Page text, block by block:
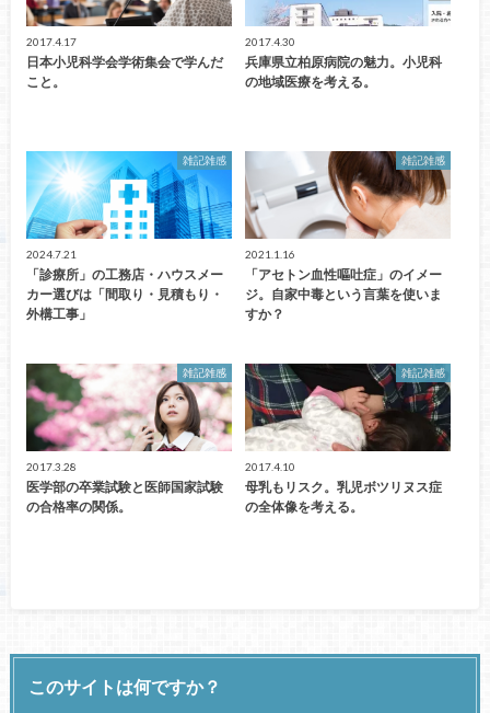
2017.4.17
日本小児科学会学術集会で学んだ
こと。
2017.4.30
兵庫県立柏原病院の魅力。小児科
の地域医療を考える。
雑記雑感
2024.7.21
「診療所」の工務店・ハウスメー
カー選びは「間取り・見積もり・
外構工事」
雑記雑感
2021.1.16
「アセトン血性嘔吐症」のイメー
ジ。自家中毒という言葉を使いま
すか？
雑記雑感
2017.3.28
医学部の卒業試験と医師国家試験
の合格率の関係。
雑記雑感
2017.4.10
母乳もリスク。乳児ボツリヌス症
の全体像を考える。
このサイトは何ですか？